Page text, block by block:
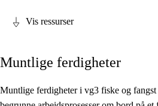
Kjerneelementer
Tverrfaglige temaer
Vis ressurser
Muntlige ferdigheter
Muntlige ferdigheter i vg3 fiske og